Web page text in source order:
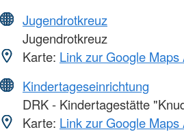
Jugendrotkreuz
Jugendrotkreuz
Karte: Link zur Google Maps
Kindertageseinrichtung
DRK - Kindertagestätte
Karte: Link zur Google Maps